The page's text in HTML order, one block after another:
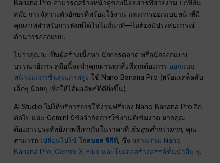
Banana Pro สามารถสร้างหน้าคู่ของนิตยสารที่สวยงาม ปกที่ทัน
สมัย การจัดวางตัวอักษรที่พร้อมใช้งาน และการออกแบบหน้าที่มี
คุณภาพสำหรับการพิมพ์ได้ในไม่กี่นาที—ไม่ต้องมีประสบการณ์
ด้านการออกแบบ.
ไม่ว่าคุณจะเป็นผู้สร้างเนื้อหา นักการตลาด หรือนักออกแบบ
บรรณาธิการ คู่มือนี้จะนำคุณผ่านทุกสิ่งที่คุณต้องการ ออกแบบ
หน้าแมกกาซีนคุณภาพสูง ใช้ Nano Banana Pro (พร้อมเคล็ดลับ
เล็กๆ น้อยๆ เพื่อให้ได้ผลลัพธ์ที่ดียิ่งขึ้น).
AI Studio ไม่ให้บริการการใช้งานฟรีของ Nano Banana Pro อีก
ต่อไป และ Gemini มีข้อจำกัดการใช้งานที่เข้มงวด หากคุณ
ต้องการประสิทธิภาพที่เท่ากันในราคาที่ ต้นทุนต่ำกว่ามาก, คุณ
สามารถ เปลี่ยนไปใช้โกลบอล จีพีที, ซึ่ง ผสานรวม Nano
Banana Pro, Gemini 3, Flux และโมเดลสร้างสรรค์ชั้นนำอื่น ๆ.